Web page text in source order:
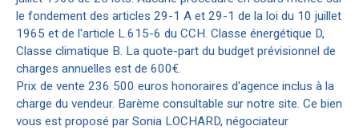
le fondement des articles 29-1 A et 29-1 de la loi du 10 juillet
1965 et de l'article L.615-6 du CCH. Classe énergétique D,
Classe climatique B. La quote-part du budget prévisionnel de
charges annuelles est de 600€.
Prix de vente 236 500 euros honoraires d'agence inclus à la
charge du vendeur. Barème consultable sur notre site. Ce bien
vous est proposé par Sonia LOCHARD, négociateur